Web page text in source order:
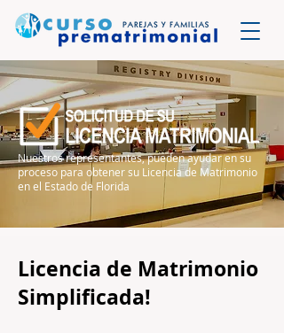
Nuestros representantes, pueden ayudar en su
proceso para obtener su Licencia de Matrimonio
en el Estado de Florida
Licencia de Matrimonio
Simplificada!